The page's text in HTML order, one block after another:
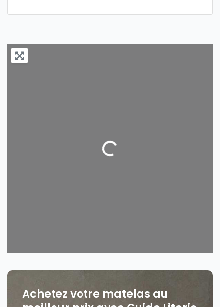
Loading...
Achetez votre matelas au